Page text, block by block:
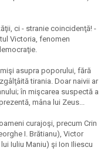
ci - stranie coincidenţă! -
Victoria, fenomen
asupra poporului, fără
tirania. Doar naivii ar
în mişcarea suspectă a
mâna lui Zeus...
curajoşi, precum Crin
I. Brătianu), Victor
Iuliu Maniu) şi Ion Iliescu